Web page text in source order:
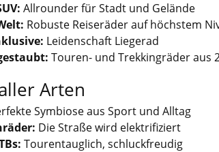
Allrounder für Stadt und Gelände
Robuste Reiseräder auf höchstem
Leidenschaft Liegerad
Touren- und Trekkingräder aus
Arten
Symbiose aus Sport und Alltag
Die Straße wird elektrifiziert
Tourentauglich, schluckfreudig